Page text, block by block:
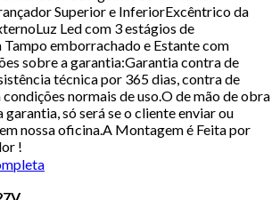
Superior e InferiorExcêntrico da
Led com 3 estágios de
emborrachado e Estante com
sobre a garantia:Garantia contra de
técnica por 365 dias, contra de
normais de uso.O de mão de obra
só será se o cliente enviar ou
nossa oficina.A Montagem é Feita por
!